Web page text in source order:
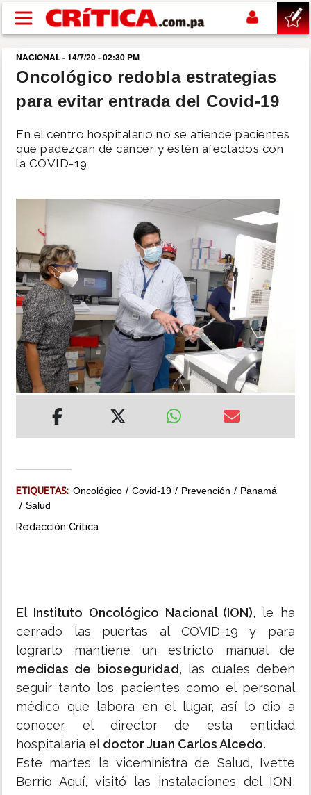
Pasar al contenido principal
buscar
SUCESOS
NACIONAL
DEPORTES
MUNDO
INSÓLITAS
MULTIMEDIA
IMPRESO
NACIONAL - 14/7/20 - 02:30 PM
Oncológico redobla estrategias
para evitar entrada del Covid-19
En el centro hospitalario no se atiende pacientes
que padezcan de cáncer y estén afectados con
la COVID-19
ETIQUETAS: Oncológico Covid-19 Prevención
Panamá
Salud
Redacción Crítica
El Instituto Oncológico Nacional (ION), le ha
cerrado las puertas al COVID-19 y para
lograrlo mantiene un estricto manual de
medidas de bioseguridad, las cuales deben
seguir tanto los pacientes como el personal
médico que labora en el lugar, así lo dio a
conocer el director de esta entidad
hospitalaria el doctor Juan Carlos Alcedo.
Este martes la viceministra de Salud, Ivette
Berrío Aquí, visitó las instalaciones del ION,